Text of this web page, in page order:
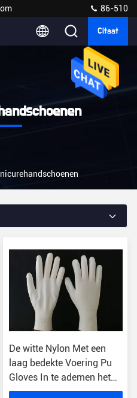
86-510
Citaat
De witte Nylon Met een
laag bedekte Voering Pu
Gloves In te ademen het
Breien Achter Bestand